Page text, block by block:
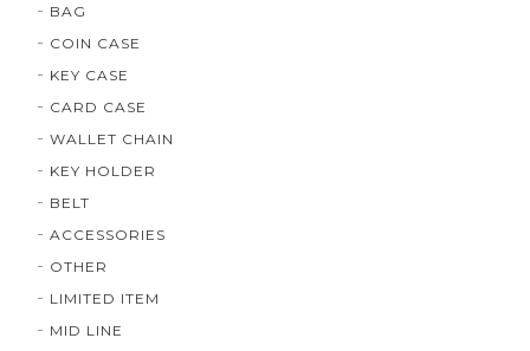
BAG
COIN CASE
KEY CASE
CARD CASE
WALLET CHAIN
KEY HOLDER
BELT
ACCESSORIES
OTHER
LIMITED ITEM
MID LINE